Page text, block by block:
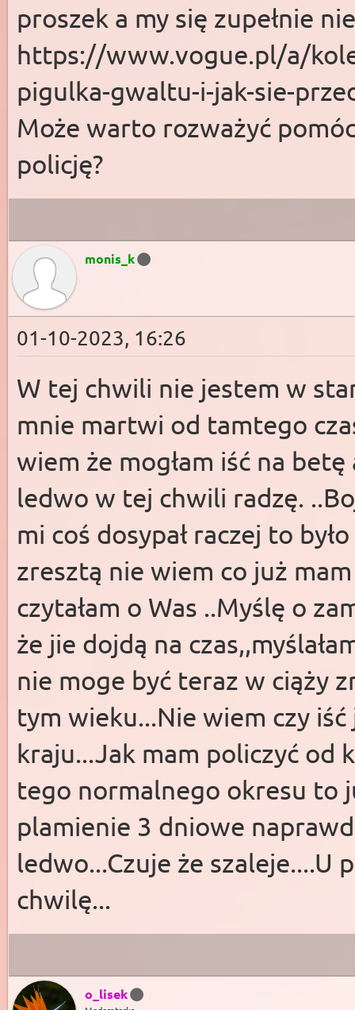
proszek a my się zupełnie
https://www.vogue.pl/a/
pigulka-gwaltu-i-jak-sie-
Może warto rozważyć
policję?
monis_k
01-10-2023, 16:26
W tej chwili nie jestem w
mnie martwi od tamtego
wiem że mogłam iść na
ledwo w tej chwili radzę.
mi coś dosypał raczej to
zresztą nie wiem co już
czytałam o Was ..Myślę o
że jie dojdą na
nie moge być teraz w ciąży
tym wieku...Nie wiem czy
kraju...Jak mam policzyć od
tego normalnego okresu to
plamienie 3 dniowe
ledwo...Czuje że szaleje....U
chwilę...
o_lisek